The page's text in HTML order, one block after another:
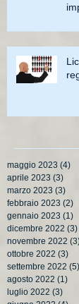
maggio 2023 (4)
aprile 2023 (3)
marzo 2023 (3)
febbraio 2023 (2)
gennaio 2023 (1)
dicembre 2022 (3)
novembre 2022
ottobre 2022 (3)
settembre 2022 (5)
agosto 2022 (1)
luglio 2022 (3)